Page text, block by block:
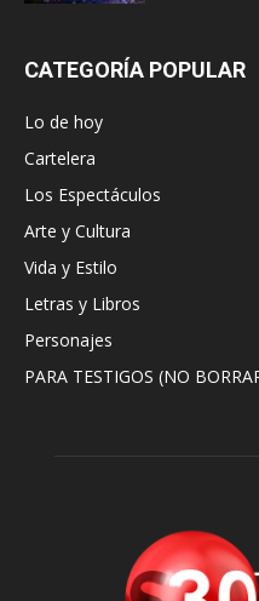
CATEGORÍA POPULAR
Lo de hoy
Cartelera
Los Espectáculos
Arte y Cultura
Vida y Estilo
Letras y Libros
Personajes
PARA TESTIGOS (NO